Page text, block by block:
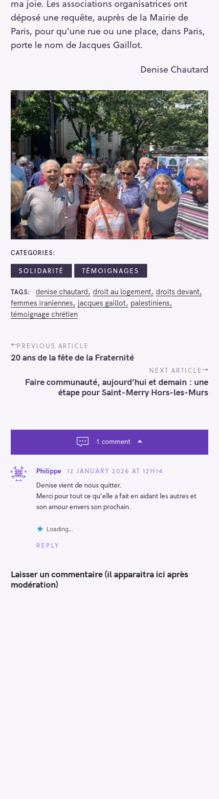
ma joie. Les associations organisatrices ont
déposé une requête, auprès de la Mairie de
Paris, pour qu’une rue ou une place, dans Paris,
porte le nom de Jacques Gaillot.
Denise Chautard
CATEGORIES
SOLIDARITÉ TÉMOIGNAGES
TAGS denise chautard droit au logement droits devant
femmes iraniennes jacques gaillot palestiniens
témoignage chrétien
P
o
s
a
n
PREVIOUS ARTICLE
20 ans de la fête de la Fraternité
NEXT ARTICLE
Faire communauté, aujourd’hui et demain : une
étape pour Saint-Merry Hors-les-Murs
1 comment
Philippe
12 JANUARY 2026 AT 12H14
Denise vient de nous quitter.
Merci pour tout ce qu’elle a fait en aidant les autres et
son amour envers son prochain.
Loading...
REPLY
Laisser un commentaire (il apparaitra ici après
modération)
e
a
r
c
f
o
r
: